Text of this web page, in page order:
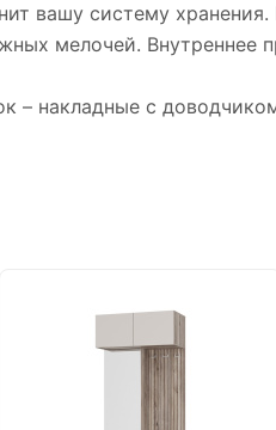
вашу систему
мелочей. Внутреннее
накладные с